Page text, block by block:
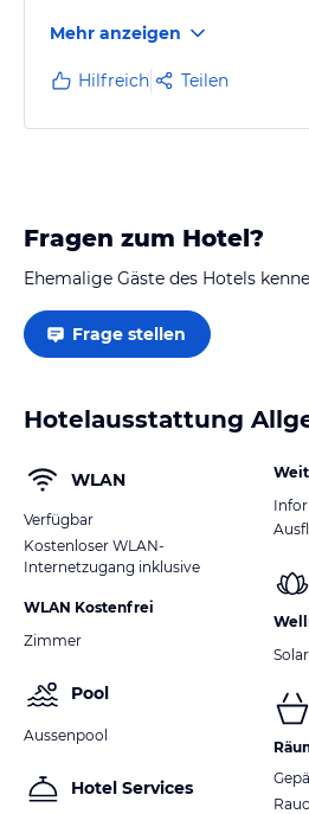
könnte mir vorstellen, das für
Menschen oder für Leute mit
problematisch werden.
Mehr anzeigen
Hilfreich Teilen
Fragen zum Hotel?
Ehemalige Gäste des Hotels
Frage stellen
Hotelausstattung
WLAN
Verfügbar
Kostenloser WLAN-
Internetzugang inklusive
WLAN Kostenfrei
Zimmer
Pool
Aussenpool
Hotel Services